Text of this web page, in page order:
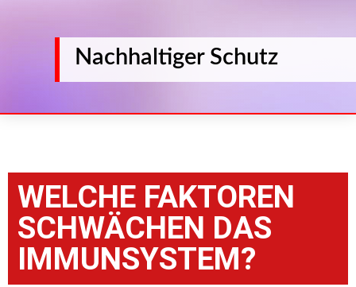
Nachhaltiger Schutz
WELCHE FAKTOREN
SCHWÄCHEN DAS
IMMUNSYSTEM?